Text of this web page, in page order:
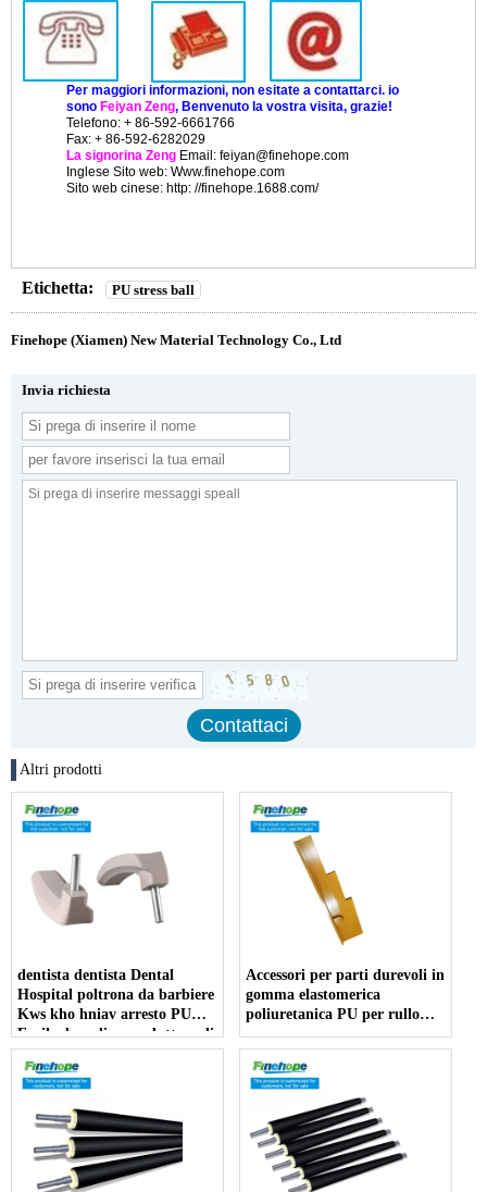
Per maggiori informazioni, non esitate a contattarci. io
sono Feiyan Zeng, Benvenuto la vostra visita, grazie!
Telefono: + 86-592-6661766
Fax: + 86-592-6282029
La signorina Zeng Email: feiyan@finehope.com
Inglese Sito web: Www.finehope.com
Sito web cinese: http: //finehope.1688.com/
Etichetta: PU stress ball
Finehope (Xiamen) New Material Technology Co., Ltd
Invia richiesta
Altri prodotti
dentista dentista Dental
Hospital poltrona da barbiere
Kws kho hniav arresto PU
Facile da pulire produttore di
braccioli per dentisti
produttore resistente allo
sporco
Accessori per parti durevoli in
gomma elastomerica
poliuretanica PU per rullo
compressore